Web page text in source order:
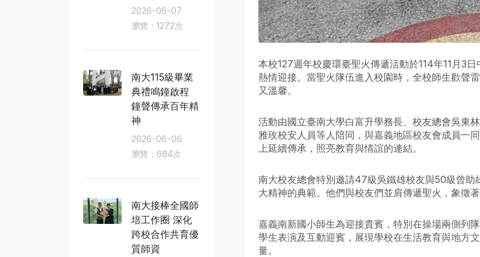
本校127週年校慶環臺聖火傳遞活動於114年11月3
熱情迎接。當聖火隊伍進入校園時，全校師生歡聲
又溫馨。
活動由國立臺南大學白富升學務長、校友總會吳東
雅玫校安人員等人陪同，與嘉義地區校友會成員一
上延續傳承，照亮教育與情誼的連結。
南大校友總會特別邀請47級吳鐵雄校友與50級曾
大精神的典範。他們與校友們並肩傳遞聖火，象徵
嘉義南新國小師生為迎接貴賓，特別在操場兩側列
學生表演及互動迎賓，展現學校在生活教育與地方
量。
2026-06-07
瀏覽：1272次
南大115級畢業
典禮鳴鐘啟程
鐘聲傳承百年精
神
2026-06-06
瀏覽：684次
南大接棒全國師
培工作圈 深化
跨校合作共育優
質師資